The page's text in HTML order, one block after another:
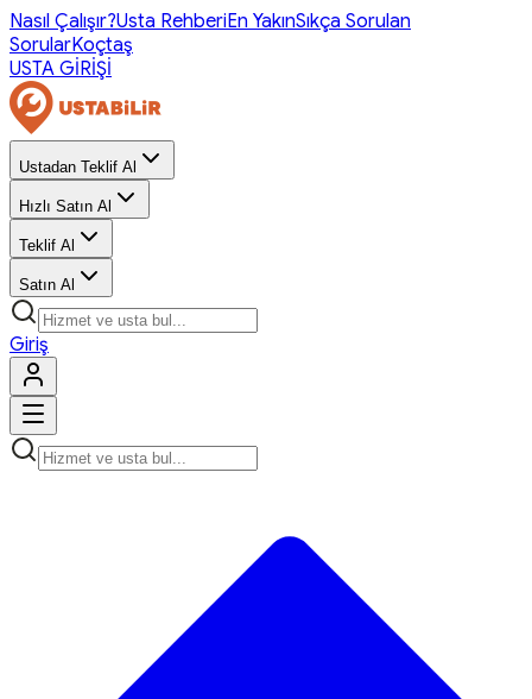
Nasıl Çalışır?Usta RehberiEn YakınSıkça Sorulan
SorularKoçtaş
USTA GİRİŞİ
Ustadan Teklif Al
Hızlı Satın Al
Teklif Al
Satın Al
Giriş